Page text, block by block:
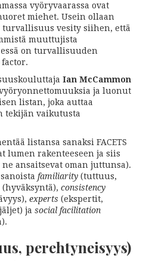
vyöryvaarassa ovat
miehet. Usein ollaan
vesity siihen, että
muuttujista
on turvallisuuden
Ian McCammon
ja luonut
listan, joka auttaa
tekijän vaikutusta
listansa sanaksi FACETS
lumen rakenteeseen ja siis
ansaitsevat oman juttunsa).
familiarity (tuttuus,
(hyväksyntä), consistency
experts (ekspertit,
ja social facilitation
perehtyneisyys)